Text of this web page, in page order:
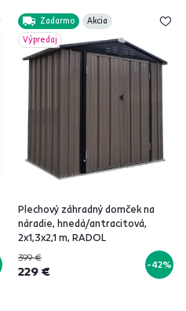
Zadarmo
Akcia
Výpredaj
Plechový záhradný domček na
náradie, hnedá/antracitová,
2x1,3x2,1 m, RADOL
399 €
229 € -42%